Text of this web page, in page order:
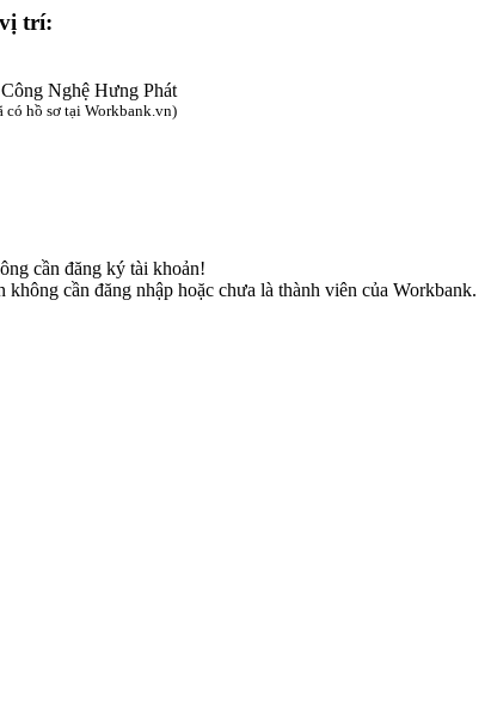
trí:
Nghệ Hưng Phát
có hồ sơ tại Workbank.vn)
cần đăng ký tài khoản!
cần đăng nhập hoặc chưa là thành viên của Workbank.